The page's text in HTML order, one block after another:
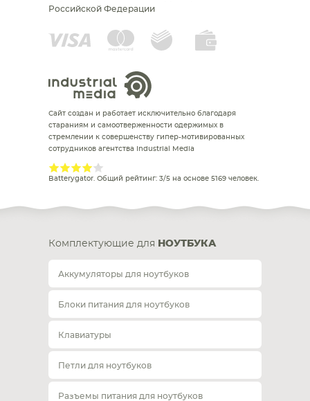
Российской Федерации
Сайт создан и работает исключительно благодаря
стараниям и самоотверженности одержимых в
стремлении к совершенству гипер-мотивированных
сотрудников агентства Industrial Media
Batterygator. Общий рейтинг: 3/5 на основе 5169 человек.
Комплектующие для НОУТБУКА
Аккумуляторы для ноутбуков
Блоки питания для ноутбуков
Клавиатуры
Петли для ноутбуков
Разъемы питания для ноутбуков